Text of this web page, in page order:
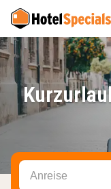
Anreise